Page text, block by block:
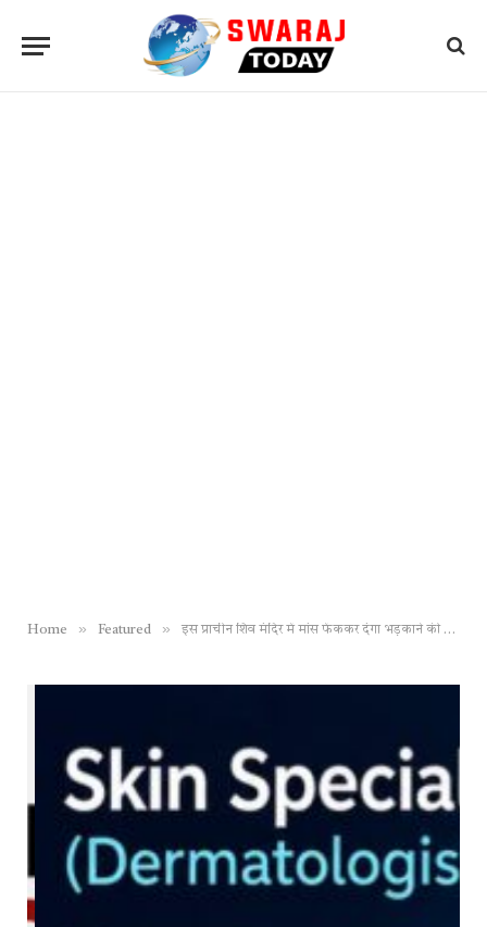
Home » Featured » इस प्राचीन शिव मंदिर में मांस फेंककर दंगा भड़काने की साजिश नाकाम, आरोपी निकला वहीं का मिनिएचर जिहादी